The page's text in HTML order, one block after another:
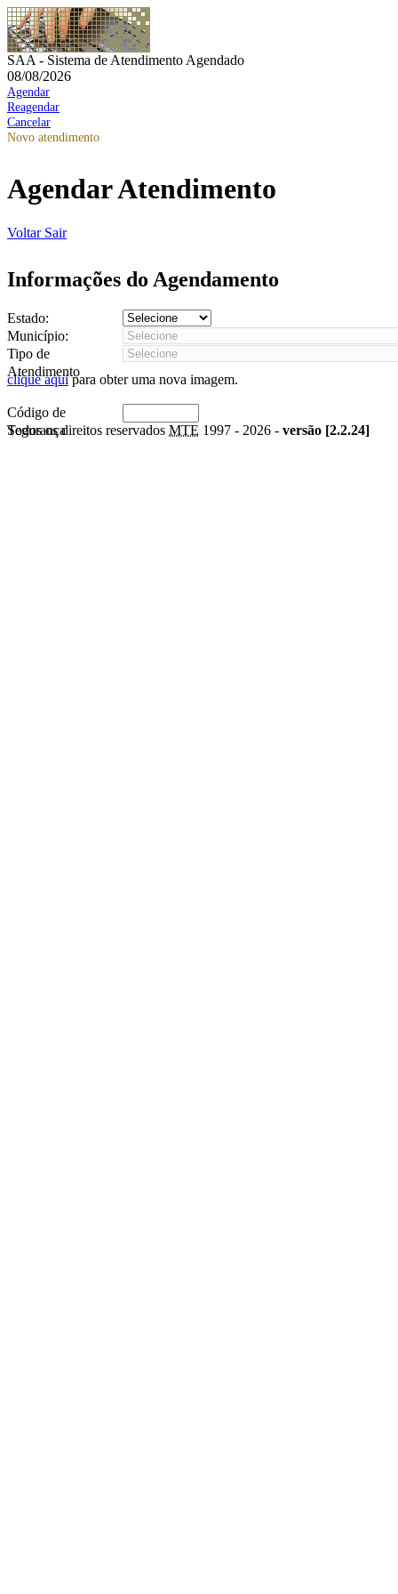
SAA - Sistema de Atendimento Agendado
08/08/2026
Agendar
Reagendar
Cancelar
Novo atendimento
Agendar Atendimento
Voltar Sair
Informações do Agendamento
Estado:
Município:
Tipo de
Atendimento
clique aquipara obter uma nova imagem.
Código de
Segurança
Todos os direitos reservados MTE 1997 - 2026 - versão [2.2.24]